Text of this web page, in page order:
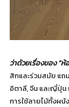
ว่าด้วยเรื่องของ “
สิกและร่วมสมัย แถ
อิตาลี, จีน และญี่ปุ่น
การใช้ลายไม้ทั้งผ